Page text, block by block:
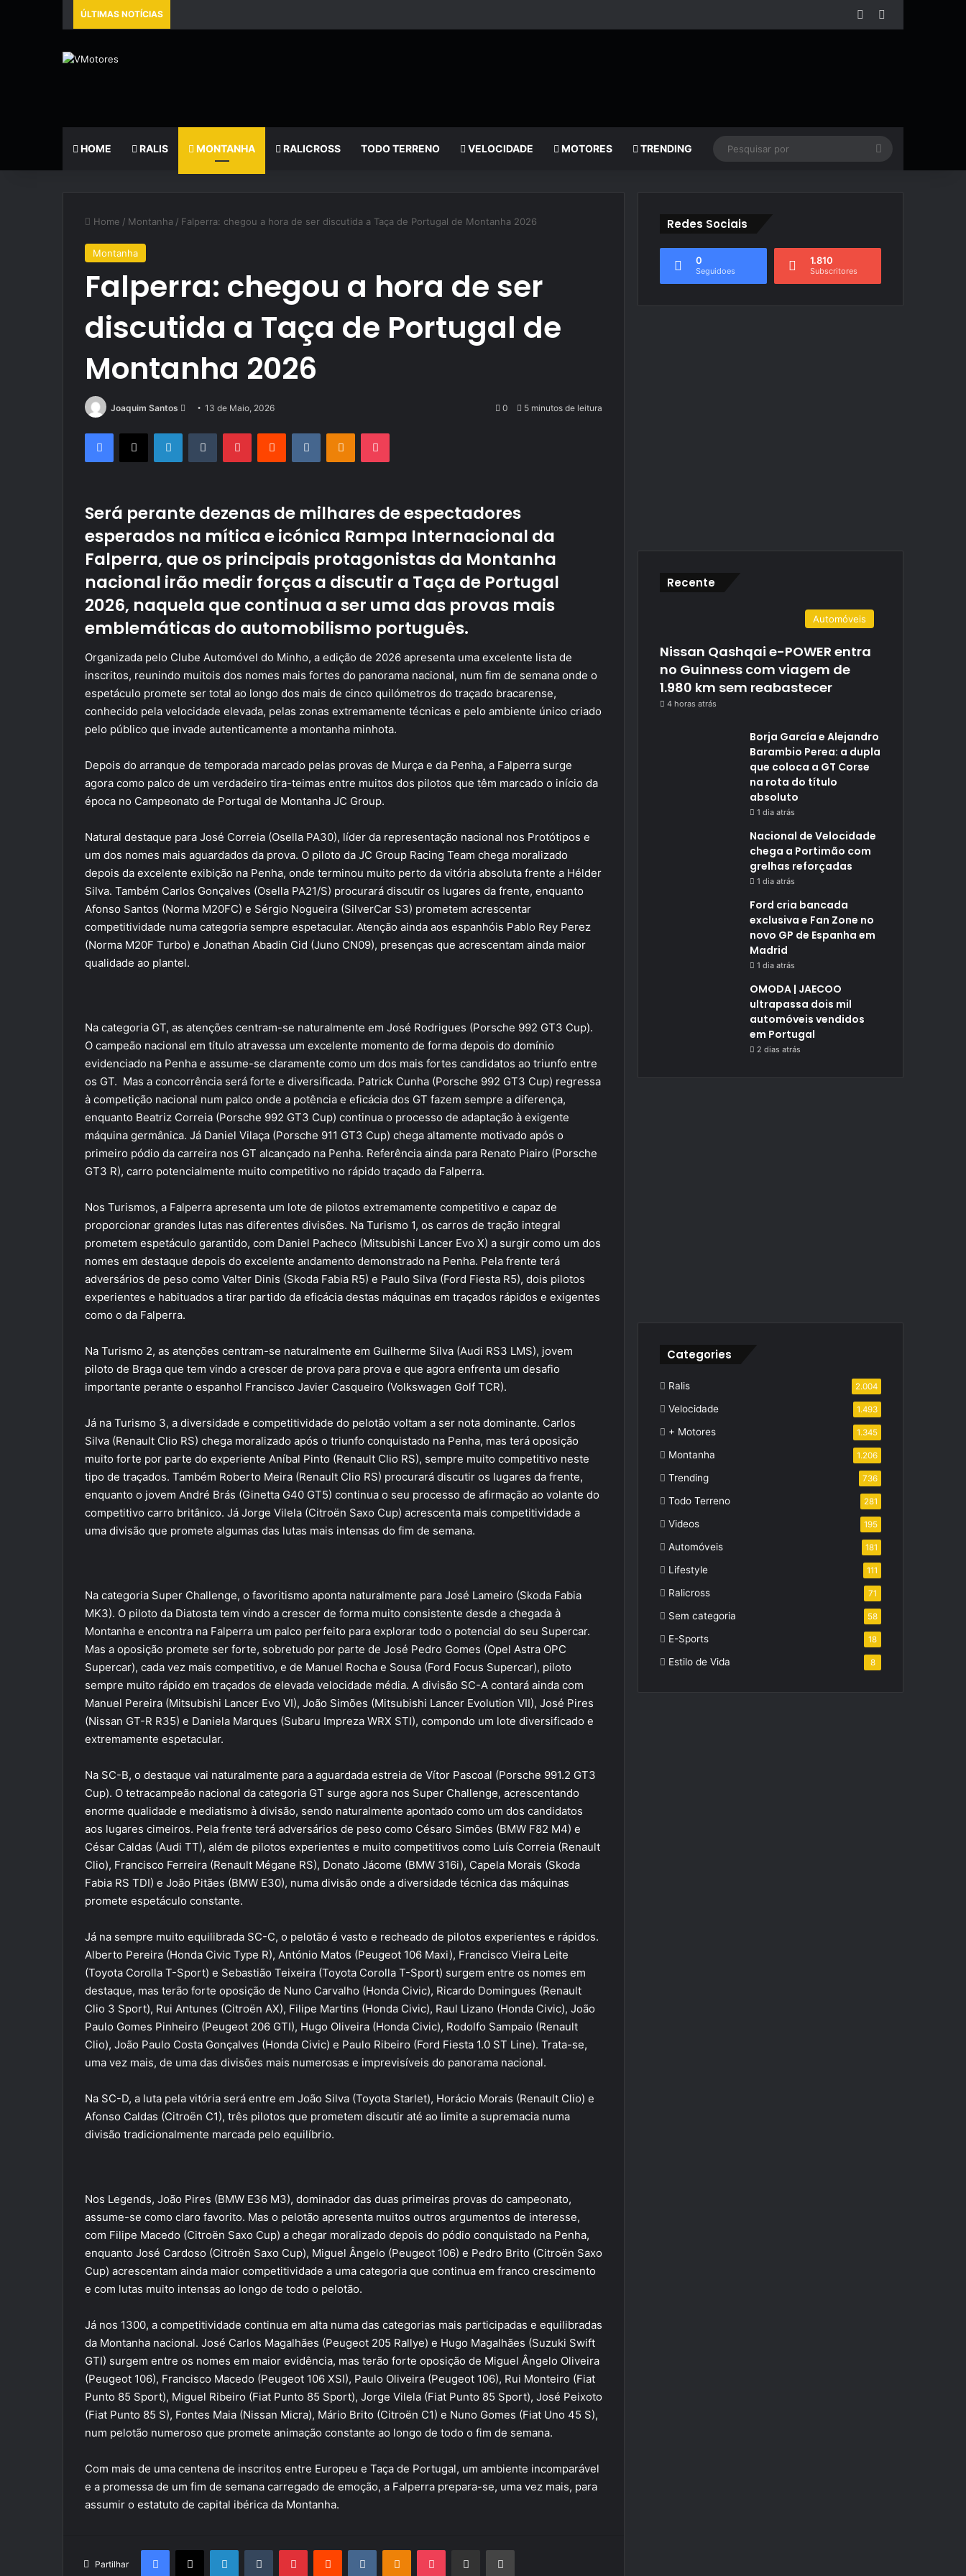
ÚLTIMAS NOTÍCIAS Facebook
HOME RALIS MONTANHA RALICROSS TODO TERRENO VELOCIDADE MOTORES TRENDING
Pesquisar
Home / Montanha / Falperra: chegou a hora de ser discutida a Taça de Portugal de Montanha 2026
Montanha
Falperra: chegou a hora de ser
discutida a Taça de Portugal de
Montanha 2026
Joaquim Santos
Send
email
13 de Maio, 2026 0 5 minutos de leitura
Facebook
X LinkedInTumblr PinterestReddit VKontakteOdnoklassniki
Pocket
Será perante dezenas de milhares de espectadores
esperados na mítica e icónica Rampa Internacional da
Falperra, que os principais protagonistas da Montanha
nacional irão medir forças a discutir a Taça de Portugal
2026, naquela que continua a ser uma das provas mais
emblemáticas do automobilismo português.
Organizada pelo Clube Automóvel do Minho, a edição de 2026 apresenta uma excelente lista de
inscritos, reunindo muitois dos nomes mais fortes do panorama nacional, num fim de semana onde o
espetáculo promete ser total ao longo dos mais de cinco quilómetros do traçado bracarense,
conhecido pela velocidade elevada, pelas zonas extremamente técnicas e pelo ambiente único criado
pelo público que invade autenticamente a montanha minhota.
Depois do arranque de temporada marcado pelas provas de Murça e da Penha, a Falperra surge
agora como palco de um verdadeiro tira-teimas entre muitos dos pilotos que têm marcado o início da
época no Campeonato de Portugal de Montanha JC Group.
Natural destaque para José Correia (Osella PA30), líder da representação nacional nos Protótipos e
um dos nomes mais aguardados da prova. O piloto da JC Group Racing Team chega moralizado
depois da excelente exibição na Penha, onde terminou muito perto da vitória absoluta frente a Hélder
Silva. Também Carlos Gonçalves (Osella PA21/S) procurará discutir os lugares da frente, enquanto
Afonso Santos (Norma M20FC) e Sérgio Nogueira (SilverCar S3) prometem acrescentar
competitividade numa categoria sempre espetacular. Atenção ainda aos espanhóis Pablo Rey Perez
(Norma M20F Turbo) e Jonathan Abadin Cid (Juno CN09), presenças que acrescentam ainda maior
qualidade ao plantel.
Na categoria GT, as atenções centram-se naturalmente em José Rodrigues (Porsche 992 GT3 Cup).
O campeão nacional em título atravessa um excelente momento de forma depois do domínio
evidenciado na Penha e assume-se claramente como um dos mais fortes candidatos ao triunfo entre
os GT. Mas a concorrência será forte e diversificada. Patrick Cunha (Porsche 992 GT3 Cup) regressa
à competição nacional num palco onde a potência e eficácia dos GT fazem sempre a diferença,
enquanto Beatriz Correia (Porsche 992 GT3 Cup) continua o processo de adaptação à exigente
máquina germânica. Já Daniel Vilaça (Porsche 911 GT3 Cup) chega altamente motivado após o
primeiro pódio da carreira nos GT alcançado na Penha. Referência ainda para Renato Piairo (Porsche
GT3 R), carro potencialmente muito competitivo no rápido traçado da Falperra.
Nos Turismos, a Falperra apresenta um lote de pilotos extremamente competitivo e capaz de
proporcionar grandes lutas nas diferentes divisões. Na Turismo 1, os carros de tração integral
prometem espetáculo garantido, com Daniel Pacheco (Mitsubishi Lancer Evo X) a surgir como um dos
nomes em destaque depois do excelente andamento demonstrado na Penha. Pela frente terá
adversários de peso como Valter Dinis (Skoda Fabia R5) e Paulo Silva (Ford Fiesta R5), dois pilotos
experientes e habituados a tirar partido da eficácia destas máquinas em traçados rápidos e exigentes
como o da Falperra.
Na Turismo 2, as atenções centram-se naturalmente em Guilherme Silva (Audi RS3 LMS), jovem
piloto de Braga que tem vindo a crescer de prova para prova e que agora enfrenta um desafio
importante perante o espanhol Francisco Javier Casqueiro (Volkswagen Golf TCR).
Já na Turismo 3, a diversidade e competitividade do pelotão voltam a ser nota dominante. Carlos
Silva (Renault Clio RS) chega moralizado após o triunfo conquistado na Penha, mas terá oposição
muito forte por parte do experiente Aníbal Pinto (Renault Clio RS), sempre muito competitivo neste
tipo de traçados. Também Roberto Meira (Renault Clio RS) procurará discutir os lugares da frente,
enquanto o jovem André Brás (Ginetta G40 GT5) continua o seu processo de afirmação ao volante do
competitivo carro britânico. Já Jorge Vilela (Citroën Saxo Cup) acrescenta mais competitividade a
uma divisão que promete algumas das lutas mais intensas do fim de semana.
Na categoria Super Challenge, o favoritismo aponta naturalmente para José Lameiro (Skoda Fabia
MK3). O piloto da Diatosta tem vindo a crescer de forma muito consistente desde a chegada à
Montanha e encontra na Falperra um palco perfeito para explorar todo o potencial do seu Supercar.
Mas a oposição promete ser forte, sobretudo por parte de José Pedro Gomes (Opel Astra OPC
Supercar), cada vez mais competitivo, e de Manuel Rocha e Sousa (Ford Focus Supercar), piloto
sempre muito rápido em traçados de elevada velocidade média. A divisão SC-A contará ainda com
Manuel Pereira (Mitsubishi Lancer Evo VI), João Simões (Mitsubishi Lancer Evolution VII), José Pires
(Nissan GT-R R35) e Daniela Marques (Subaru Impreza WRX STI), compondo um lote diversificado e
extremamente espetacular.
Na SC-B, o destaque vai naturalmente para a aguardada estreia de Vítor Pascoal (Porsche 991.2 GT3
Cup). O tetracampeão nacional da categoria GT surge agora nos Super Challenge, acrescentando
enorme qualidade e mediatismo à divisão, sendo naturalmente apontado como um dos candidatos
aos lugares cimeiros. Pela frente terá adversários de peso como Césaro Simões (BMW F82 M4) e
César Caldas (Audi TT), além de pilotos experientes e muito competitivos como Luís Correia (Renault
Clio), Francisco Ferreira (Renault Mégane RS), Donato Jácome (BMW 316i), Capela Morais (Skoda
Fabia RS TDI) e João Pitães (BMW E30), numa divisão onde a diversidade técnica das máquinas
promete espetáculo constante.
Já na sempre muito equilibrada SC-C, o pelotão é vasto e recheado de pilotos experientes e rápidos.
Alberto Pereira (Honda Civic Type R), António Matos (Peugeot 106 Maxi), Francisco Vieira Leite
(Toyota Corolla T-Sport) e Sebastião Teixeira (Toyota Corolla T-Sport) surgem entre os nomes em
destaque, mas terão forte oposição de Nuno Carvalho (Honda Civic), Ricardo Domingues (Renault
Clio 3 Sport), Rui Antunes (Citroën AX), Filipe Martins (Honda Civic), Raul Lizano (Honda Civic), João
Paulo Gomes Pinheiro (Peugeot 206 GTI), Hugo Oliveira (Honda Civic), Rodolfo Sampaio (Renault
Clio), João Paulo Costa Gonçalves (Honda Civic) e Paulo Ribeiro (Ford Fiesta 1.0 ST Line). Trata-se,
uma vez mais, de uma das divisões mais numerosas e imprevisíveis do panorama nacional.
Na SC-D, a luta pela vitória será entre em João Silva (Toyota Starlet), Horácio Morais (Renault Clio) e
Afonso Caldas (Citroën C1), três pilotos que prometem discutir até ao limite a supremacia numa
divisão tradicionalmente marcada pelo equilíbrio.
Nos Legends, João Pires (BMW E36 M3), dominador das duas primeiras provas do campeonato,
assume-se como claro favorito. Mas o pelotão apresenta muitos outros argumentos de interesse,
com Filipe Macedo (Citroën Saxo Cup) a chegar moralizado depois do pódio conquistado na Penha,
enquanto José Cardoso (Citroën Saxo Cup), Miguel Ângelo (Peugeot 106) e Pedro Brito (Citroën Saxo
Cup) acrescentam ainda maior competitividade a uma categoria que continua em franco crescimento
e com lutas muito intensas ao longo de todo o pelotão.
Já nos 1300, a competitividade continua em alta numa das categorias mais participadas e equilibradas
da Montanha nacional. José Carlos Magalhães (Peugeot 205 Rallye) e Hugo Magalhães (Suzuki Swift
GTI) surgem entre os nomes em maior evidência, mas terão forte oposição de Miguel Ângelo Oliveira
(Peugeot 106), Francisco Macedo (Peugeot 106 XSI), Paulo Oliveira (Peugeot 106), Rui Monteiro (Fiat
Punto 85 Sport), Miguel Ribeiro (Fiat Punto 85 Sport), Jorge Vilela (Fiat Punto 85 Sport), José Peixoto
(Fiat Punto 85 S), Fontes Maia (Nissan Micra), Mário Brito (Citroën C1) e Nuno Gomes (Fiat Uno 45 S),
num pelotão numeroso que promete animação constante ao longo de todo o fim de semana.
Com mais de uma centena de inscritos entre Europeu e Taça de Portugal, um ambiente incomparável
e a promessa de um fim de semana carregado de emoção, a Falperra prepara-se, uma vez mais, para
assumir o estatuto de capital ibérica da Montanha.
Partilhar
Facebook
X LinkedInTumblr PinterestReddit VKontakteOdnoklassniki
Pocket Partilhar Via Email Imprimir
Redes Sociais
0
Seguidoes
1.810
Subscritores
Recente
Automóveis
Nissan Qashqai e-POWER entra
no Guinness com viagem de
1.980 km sem reabastecer
4 horas atrás
Borja García e Alejandro
Barambio Perea: a dupla
que coloca a GT Corse
na rota do título
absoluto
1 dia atrás
Nacional de Velocidade
chega a Portimão com
grelhas reforçadas
1 dia atrás
Ford cria bancada
exclusiva e Fan Zone no
novo GP de Espanha em
Madrid
1 dia atrás
OMODA | JAECOO
ultrapassa dois mil
automóveis vendidos
em Portugal
2 dias atrás
Categories
Ralis 2.004
Velocidade 1.493
+ Motores 1.345
Montanha 1.206
Trending 736
Todo Terreno 281
Videos 195
Automóveis 181
Lifestyle 111
Ralicross 71
Sem categoria 58
E-Sports 18
Estilo de Vida 8